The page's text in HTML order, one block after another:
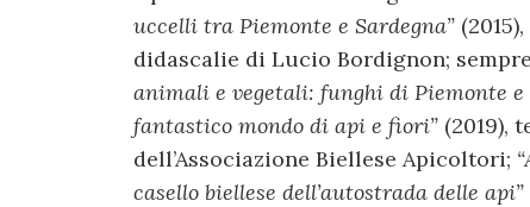
uccelli tra Piemonte e Sardegna”
didascalie di Lucio Bordignon;
animali e vegetali: funghi di Piemonte e
fantastico mondo di api e fiori” (2019),
dell’Associazione Biellese Apicoltori; “
casello biellese dell’autostrada delle api”